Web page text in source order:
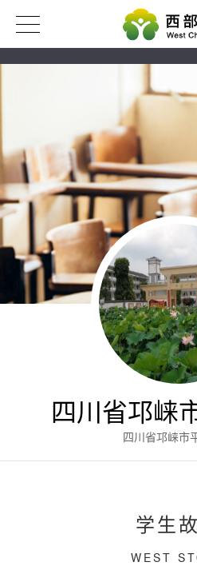
四川省邛崃
四川省邛崃市
学生
WEST